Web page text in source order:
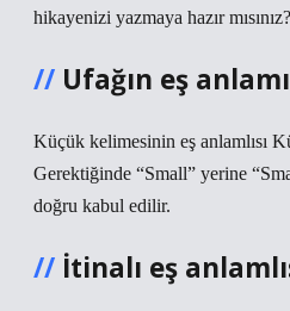
hikayenizi yazmaya hazır
Ufağın eş
Küçük kelimesinin eş anlamlısı
Gerektiğinde “Small” yerine
doğru kabul edilir.
İtinalı eş